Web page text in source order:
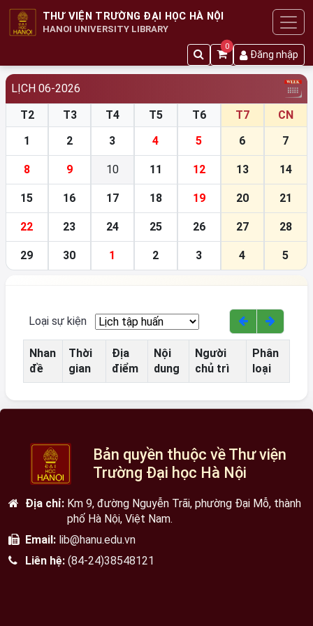
THƯ VIỆN TRƯỜNG ĐẠI HỌC HÀ NỘI
HANOI UNIVERSITY LIBRARY
0
Đăng nhập
LỊCH 06-2026
T2
T3 T4 T5 T6 T7
CN
1
2 3 4 5 6 7
8 9 10 11 12 13 14
15 16 17 18 19 20 21
22 23 24 25 26 27 28
29 30 1 2 3 4 5
Loại sự kiện
Nhan
đề
Thời
gian
Địa
điểm
Nội
dung
Người
chủ trì
Phân
loại
Bản quyền thuộc về Thư viện
Trường Đại học Hà Nội
Địa chỉ: Km 9, đường Nguyễn Trãi, phường Đại Mỗ, thành
phố Hà Nội, Việt Nam.
Email: lib@hanu.edu.vn
Liên hệ: (84-24)38548121